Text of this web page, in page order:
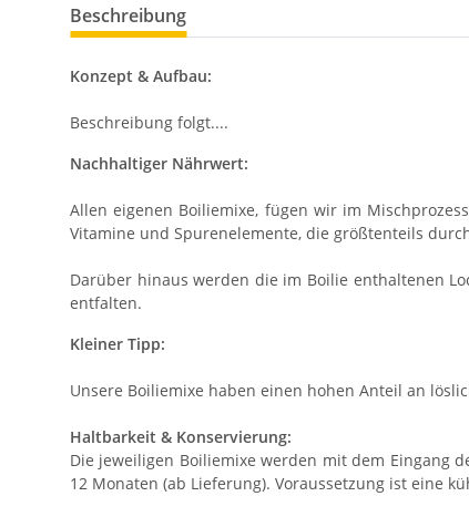
Beschreibung
Konzept & Aufbau:
Beschreibung folgt....
Nachhaltiger Nährwert:
Allen eigenen Boiliemixe, fügen wir im
Vitamine und Spurenelemente, die größtenteils
Darüber hinaus werden die im Boilie enthaltenen
entfalten.
Kleiner Tipp:
Unsere Boiliemixe haben einen hohen Anteil an
Haltbarkeit & Konservierung:
Die jeweiligen Boiliemixe werden mit dem Eingang
12 Monaten (ab Lieferung). Voraussetzung ist eine